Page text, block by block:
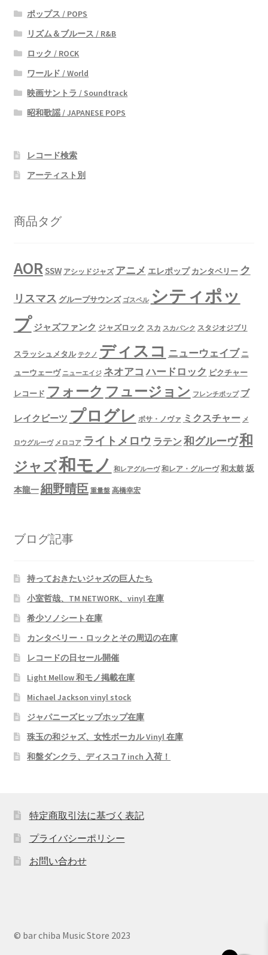
ポップス / POPS
リズム＆ブルース / R&B
ロック / ROCK
ワールド / World
映画サントラ / Soundtrack
昭和歌謡 / JAPANESE POPS
レコード検索
アーティスト別
商品タグ
AORSSW アシッドジャズ アニメ エレポップ カンタベリー ク
リスマス グループサウンズ ゴスペル シティポッ
プ ジャズファンク ジャズロック スカ スカパンク スタジオジブリ
スラッシュメタル テクノ ディスコ ニューウェイブ ニ
ューウェーヴ ニューエイジ ネオアコ ハードロック ピクチャー
レコード フォーク フュージョン フレンチポップ ブ
レイクビーツ プログレ ボサ・ノヴァ ミクスチャー メ
ロウグルーヴ メロコア ライトメロウ ラテン 和グルーヴ和
ジャズ和モノ 和レアグルーヴ 和レア・グルーヴ 和太鼓坂
本龍一細野晴臣 重量盤 高橋幸宏
ブログ記事
持っておきたいジャズの巨人たち
小室哲哉、TM NETWORK、vinyl 在庫
希少ソノシート在庫
カンタベリー・ロックとその周辺の在庫
レコードの日セール開催
Light Mellow 和モノ掲載在庫
Michael Jackson vinyl stock
ジャパニーズヒップホップ在庫
珠玉の和ジャズ、女性ボーカル Vinyl 在庫
和盤ダンクラ、ディスコ７inch 入荷！
特定商取引法に基づく表記
プライバシーポリシー
お問い合わせ
© bar chiba Music Store 2023